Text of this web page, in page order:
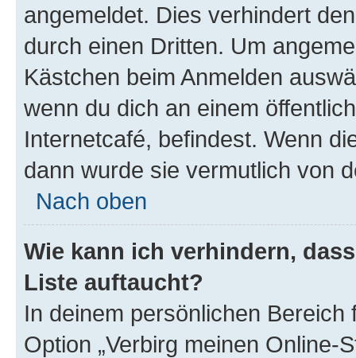
angemeldet. Dies verhindert
durch einen Dritten. Um
Kästchen beim Anmelden
wenn du dich an einem
Internetcafé, befindest. Wenn
dann wurde sie vermutlich von
Nach oben
Wie kann ich verhindern,
Liste auftaucht?
In deinem persönlichen
Option „Verbirg meinen Online-